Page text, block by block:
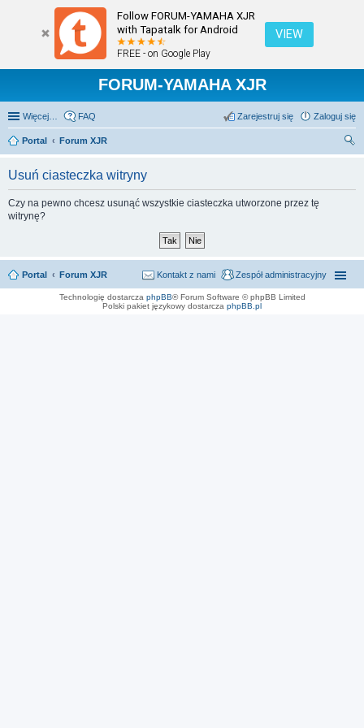
Follow FORUM-YAMAHA XJR
with Tapatalk for Android
FREE - on Google Play
VIEW
FORUM-YAMAHA XJR
Więcej… FAQ Zaloguj się
Zarejestruj się
Portal
Forum XJR
Usuń ciasteczka witryny
Czy na pewno chcesz usunąć wszystkie ciasteczka utworzone przez tę
witrynę?
Portal Forum XJR Zespół administracyjny
Kontakt z nami
Technologię dostarcza phpBB® Forum Software © phpBB Limited
Polski pakiet językowy dostarcza phpBB.pl